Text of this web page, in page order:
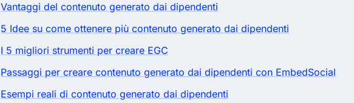
Vantaggi del contenuto generato dai dipendenti
5 Idee su come ottenere più contenuto generato dai dipendenti
I 5 migliori strumenti per creare EGC
Passaggi per creare contenuto generato dai dipendenti con EmbedSocial
Esempi reali di contenuto generato dai dipendenti